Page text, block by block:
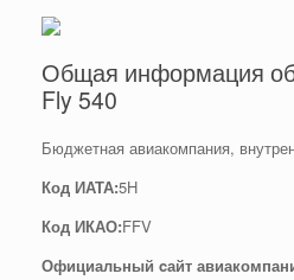
Общая информация
Fly 540
Бюджетная авиакомпания,
Код ИАТА:5H
Код ИКАО:FFV
Официальный cайт